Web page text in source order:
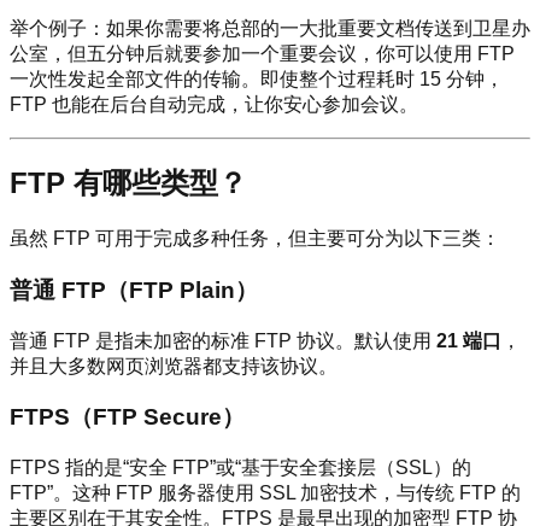
举个例子：如果你需要将总部的一大批重要文档传送到卫星办
公室，但五分钟后就要参加一个重要会议，你可以使用 FTP
一次性发起全部文件的传输。即使整个过程耗时 15 分钟，
FTP 也能在后台自动完成，让你安心参加会议。
FTP 有哪些类型？
虽然 FTP 可用于完成多种任务，但主要可分为以下三类：
普通 FTP（FTP Plain）
普通 FTP 是指未加密的标准 FTP 协议。默认使用 21 端口
，
并且大多数网页浏览器都支持该协议。
FTPS（FTP Secure）
FTPS 指的是“安全 FTP”或“基于安全套接层（SSL）的
FTP”。这种 FTP 服务器使用 SSL 加密技术，与传统 FTP 的
主要区别在于其安全性。FTPS 是最早出现的加密型 FTP 协